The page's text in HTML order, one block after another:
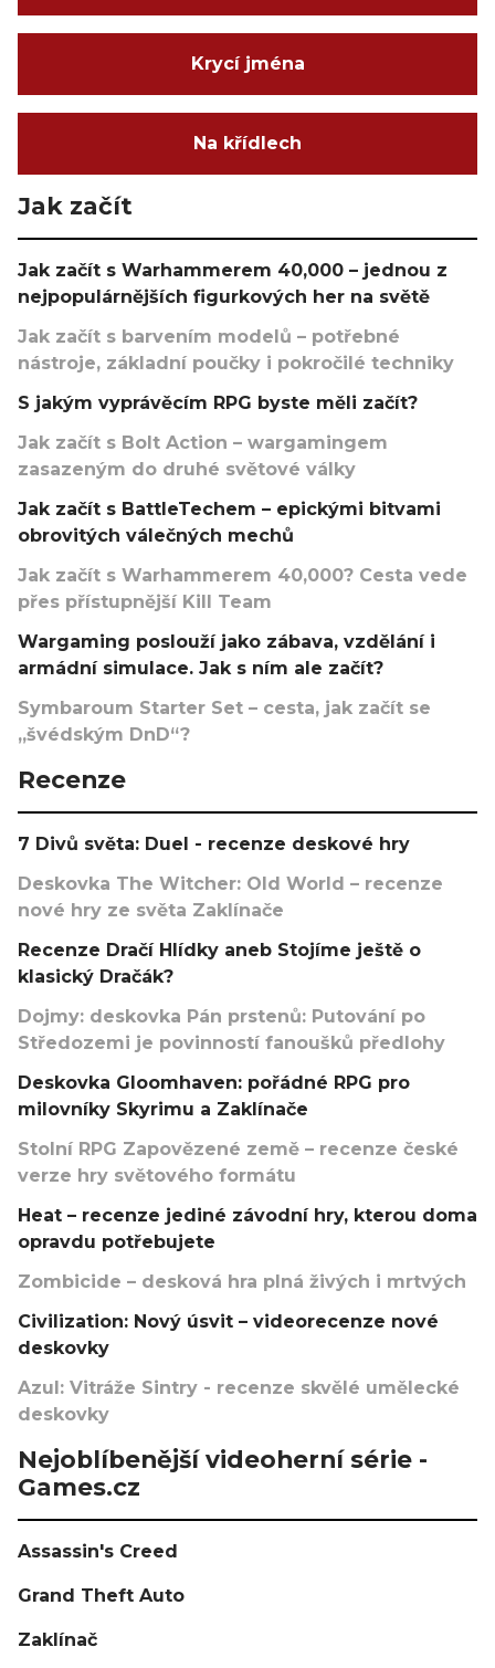
Krycí jména
Na křídlech
Jak začít
Jak začít s Warhammerem 40,000 – jednou z
nejpopulárnějších figurkových her na světě
Jak začít s barvením modelů – potřebné
nástroje, základní poučky i pokročilé techniky
S jakým vyprávěcím RPG byste měli začít?
Jak začít s Bolt Action – wargamingem
zasazeným do druhé světové války
Jak začít s BattleTechem – epickými bitvami
obrovitých válečných mechů
Jak začít s Warhammerem 40,000? Cesta vede
přes přístupnější Kill Team
Wargaming poslouží jako zábava, vzdělání i
armádní simulace. Jak s ním ale začít?
Symbaroum Starter Set – cesta, jak začít se
„švédským DnD“?
Recenze
7 Divů světa: Duel - recenze deskové hry
Deskovka The Witcher: Old World – recenze
nové hry ze světa Zaklínače
Recenze Dračí Hlídky aneb Stojíme ještě o
klasický Dračák?
Dojmy: deskovka Pán prstenů: Putování po
Středozemi je povinností fanoušků předlohy
Deskovka Gloomhaven: pořádné RPG pro
milovníky Skyrimu a Zaklínače
Stolní RPG Zapovězené země – recenze české
verze hry světového formátu
Heat – recenze jediné závodní hry, kterou doma
opravdu potřebujete
Zombicide – desková hra plná živých i mrtvých
Civilization: Nový úsvit – videorecenze nové
deskovky
Azul: Vitráže Sintry - recenze skvělé umělecké
deskovky
Nejoblíbenější videoherní série -
Games.cz
Assassin's Creed
Grand Theft Auto
Zaklínač